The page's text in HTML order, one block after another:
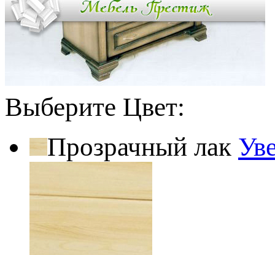
Выберите Цвет:
Прозрачный лак